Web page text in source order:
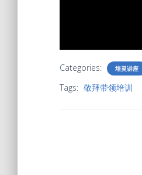
Categories: 培灵讲座
Tags: 敬拜带领培训